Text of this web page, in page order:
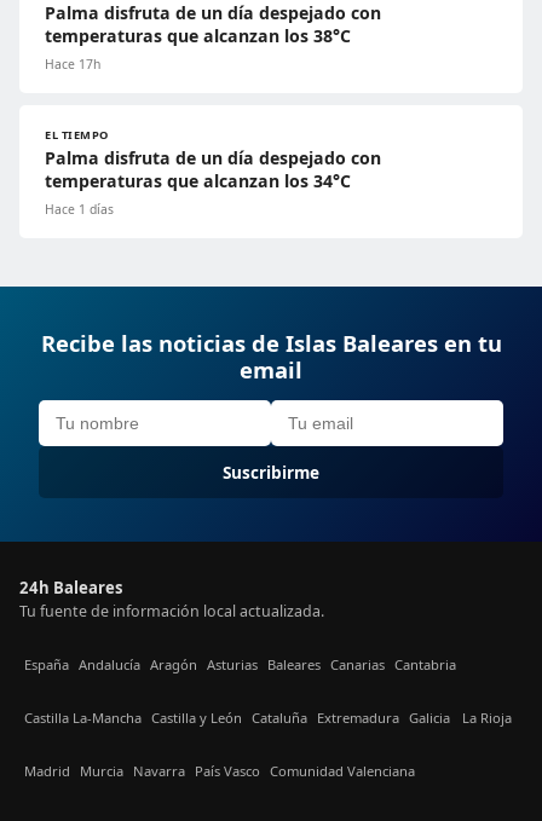
Palma disfruta de un día despejado con
temperaturas que alcanzan los 38°C
Hace 17h
EL TIEMPO
Palma disfruta de un día despejado con
temperaturas que alcanzan los 34°C
Hace 1 días
Recibe las noticias de Islas Baleares en tu
email
Suscribirme
24h Baleares
Tu fuente de información local actualizada.
España Andalucía Aragón Asturias Baleares Canarias Cantabria
Castilla La-Mancha Castilla y León Cataluña Extremadura Galicia La Rioja
Madrid Murcia Navarra País Vasco Comunidad Valenciana